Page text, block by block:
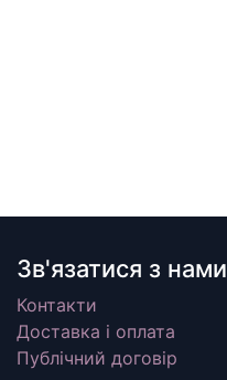
Зв'язатися з нами
Контакти
Доставка і оплата
Публічний договір